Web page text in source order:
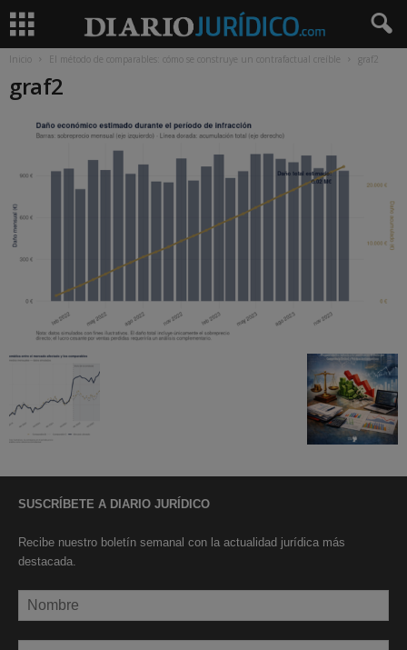
Inicio El método de comparables: cómo se construye un contrafactual creíble graf2
graf2
SUSCRÍBETE A DIARIO JURÍDICO
Recibe nuestro boletín semanal con la actualidad jurídica más
destacada.